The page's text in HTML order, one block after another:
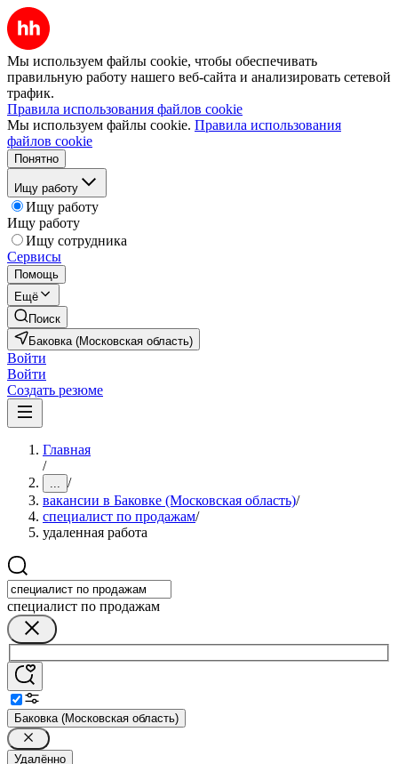
Мы используем файлы cookie, чтобы обеспечивать
правильную работу нашего веб-сайта и анализировать сетевой
трафик.
Правила использования файлов cookie
Мы используем файлы cookie. Правила использования
файлов cookie
Понятно
Ищу работу
Ищу работу
Ищу работу
Ищу сотрудника
Сервисы
Помощь
Ещё
Поиск
Баковка (Московская область)
Войти
Войти
Создать резюме
Главная
/
... /
вакансии в Баковке (Московская область)/
специалист по продажам/
удаленная работа
специалист по продажам
Баковка (Московская область)
Удалённо